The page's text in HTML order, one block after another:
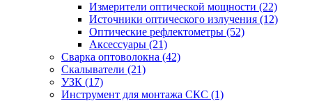
Измерители оптической мощности (22)
Источники оптического излучения (12)
Оптические рефлектометры (52)
Аксессуары (21)
Сварка оптоволокна (42)
Скалыватели (21)
УЗК (17)
Инструмент для монтажа СКС (1)